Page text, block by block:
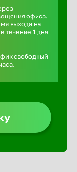
офиса.
выхода на
течение 1 дня
свободный